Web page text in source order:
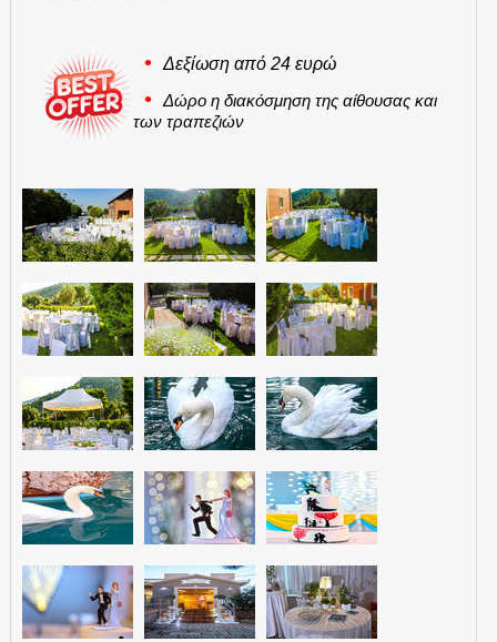
• Δεξίωση από 24 ευρώ
• Δώρο η διακόσμηση της αίθουσας και
των τραπεζιών